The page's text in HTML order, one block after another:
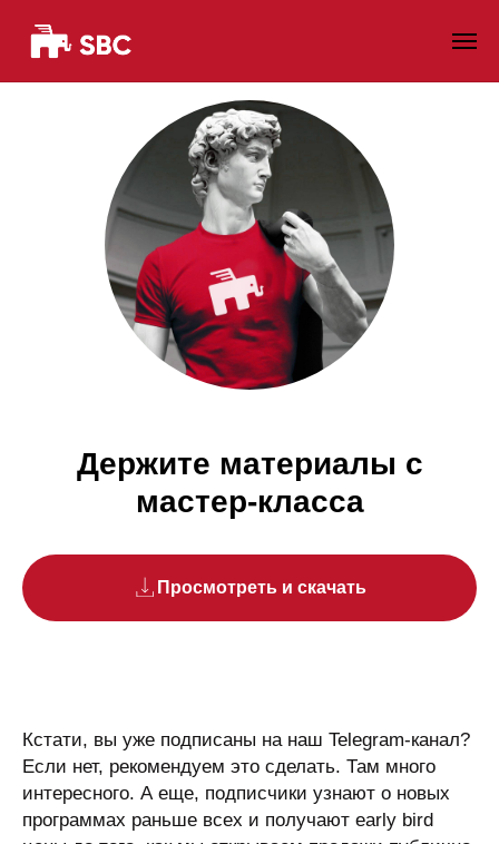
Держите материалы с
мастер-класса
Просмотреть и скачать
Кстати, вы уже подписаны на наш Telegram-канал?
Если нет, рекомендуем это сделать. Там много
интересного. А еще, подписчики узнают о новых
программах раньше всех и получают early bird